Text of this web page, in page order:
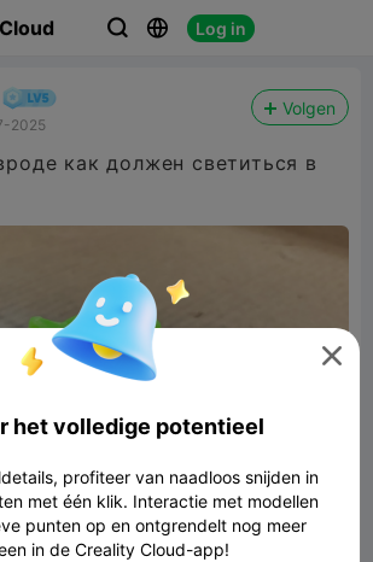
  Log in
2025
Volgen
как должен светиться в

het volledige potentieel
profiteer van naadloos snijden in
met één klik. Interactie met modellen
punten op en ontgrendelt nog meer
in de Creality Cloud-app!